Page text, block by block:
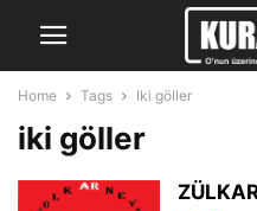
Home Tags Iki göller
iki göller